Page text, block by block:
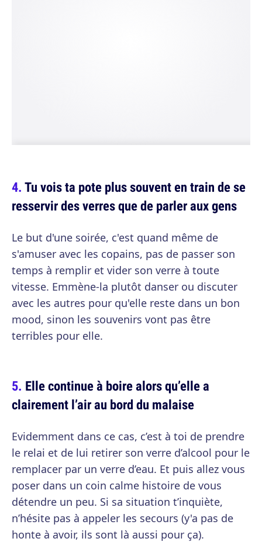
Tu vois ta pote plus souvent en train de se
resservir des verres que de parler aux gens
Le but d'une soirée, c'est quand même de
s'amuser avec les copains, pas de passer son
temps à remplir et vider son verre à toute
vitesse. Emmène-la plutôt danser ou discuter
avec les autres pour qu'elle reste dans un bon
mood, sinon les souvenirs vont pas être
terribles pour elle.
Elle continue à boire alors qu’elle a
clairement l’air au bord du malaise
Evidemment dans ce cas, c’est à toi de prendre
le relai et de lui retirer son verre d’alcool pour le
remplacer par un verre d’eau. Et puis allez vous
poser dans un coin calme histoire de vous
détendre un peu. Si sa situation t’inquiète,
n’hésite pas à appeler les secours (y'a pas de
honte à avoir, ils sont là aussi pour ça).